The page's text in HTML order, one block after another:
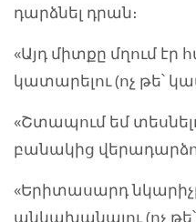
դարձնել դրան։
«Այդ միտքը մղում էր
կատարելու (ոչ թե՝
«Շտապում եմ
բանակից
«Երիտասարդ
անկախանալու (ոչ